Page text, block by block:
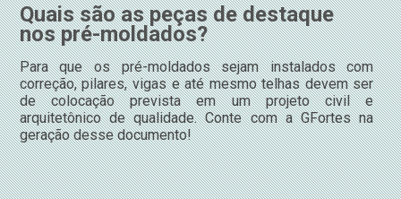
Quais são as peças de destaque
nos pré-moldados?
Para que os pré-moldados sejam instalados com
correção, pilares, vigas e até mesmo telhas devem ser
de colocação prevista em um projeto civil e
arquitetônico de qualidade. Conte com a GFortes na
geração desse documento!